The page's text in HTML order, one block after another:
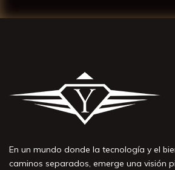
En un mundo donde la tecnología y el
caminos separados, emerge una visión